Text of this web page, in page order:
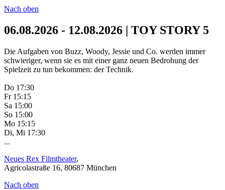
Nach oben
06.08.2026 - 12.08.2026 | TOY STORY 5
Die Aufgaben von Buzz, Woody, Jessie und Co. werden immer
schwieriger, wenn sie es mit einer ganz neuen Bedrohung der
Spielzeit zu tun bekommen: der Technik.
Do 17:30
Fr 15:15
Sa 15:00
So 15:00
Mo 15:15
Di, Mi 17:30
...
Neues Rex Filmtheater,
Agricolastraße 16, 80687 München
Nach oben